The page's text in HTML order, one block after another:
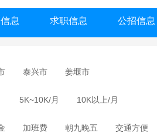
息 求职信息 公招信息
泰兴市 姜堰市
5K~10K/月 10K以上/月
加班费 朝九晚五 交通方便